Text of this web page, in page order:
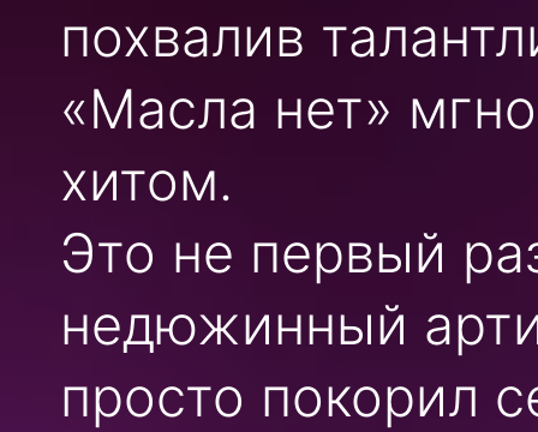
похвалив
«Масла нет»
хитом.
Это не первый
недюжинный
просто покорил